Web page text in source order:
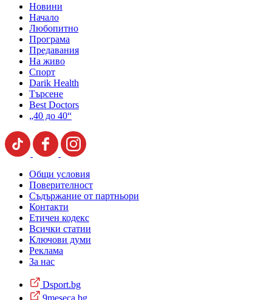
Новини
Начало
Любопитно
Програма
Предавания
На живо
Спорт
Darik Health
Търсене
Best Doctors
„40 до 40“
Общи условия
Поверителност
Съдържание от партньори
Контакти
Етичен кодекс
Всички статии
Ключови думи
Реклама
За нас
Dsport.bg
9meseca.bg